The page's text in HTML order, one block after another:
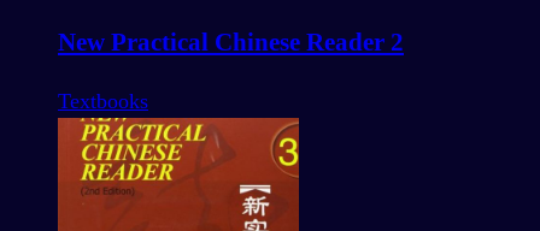
New Practical Chinese Reader 2
Textbooks